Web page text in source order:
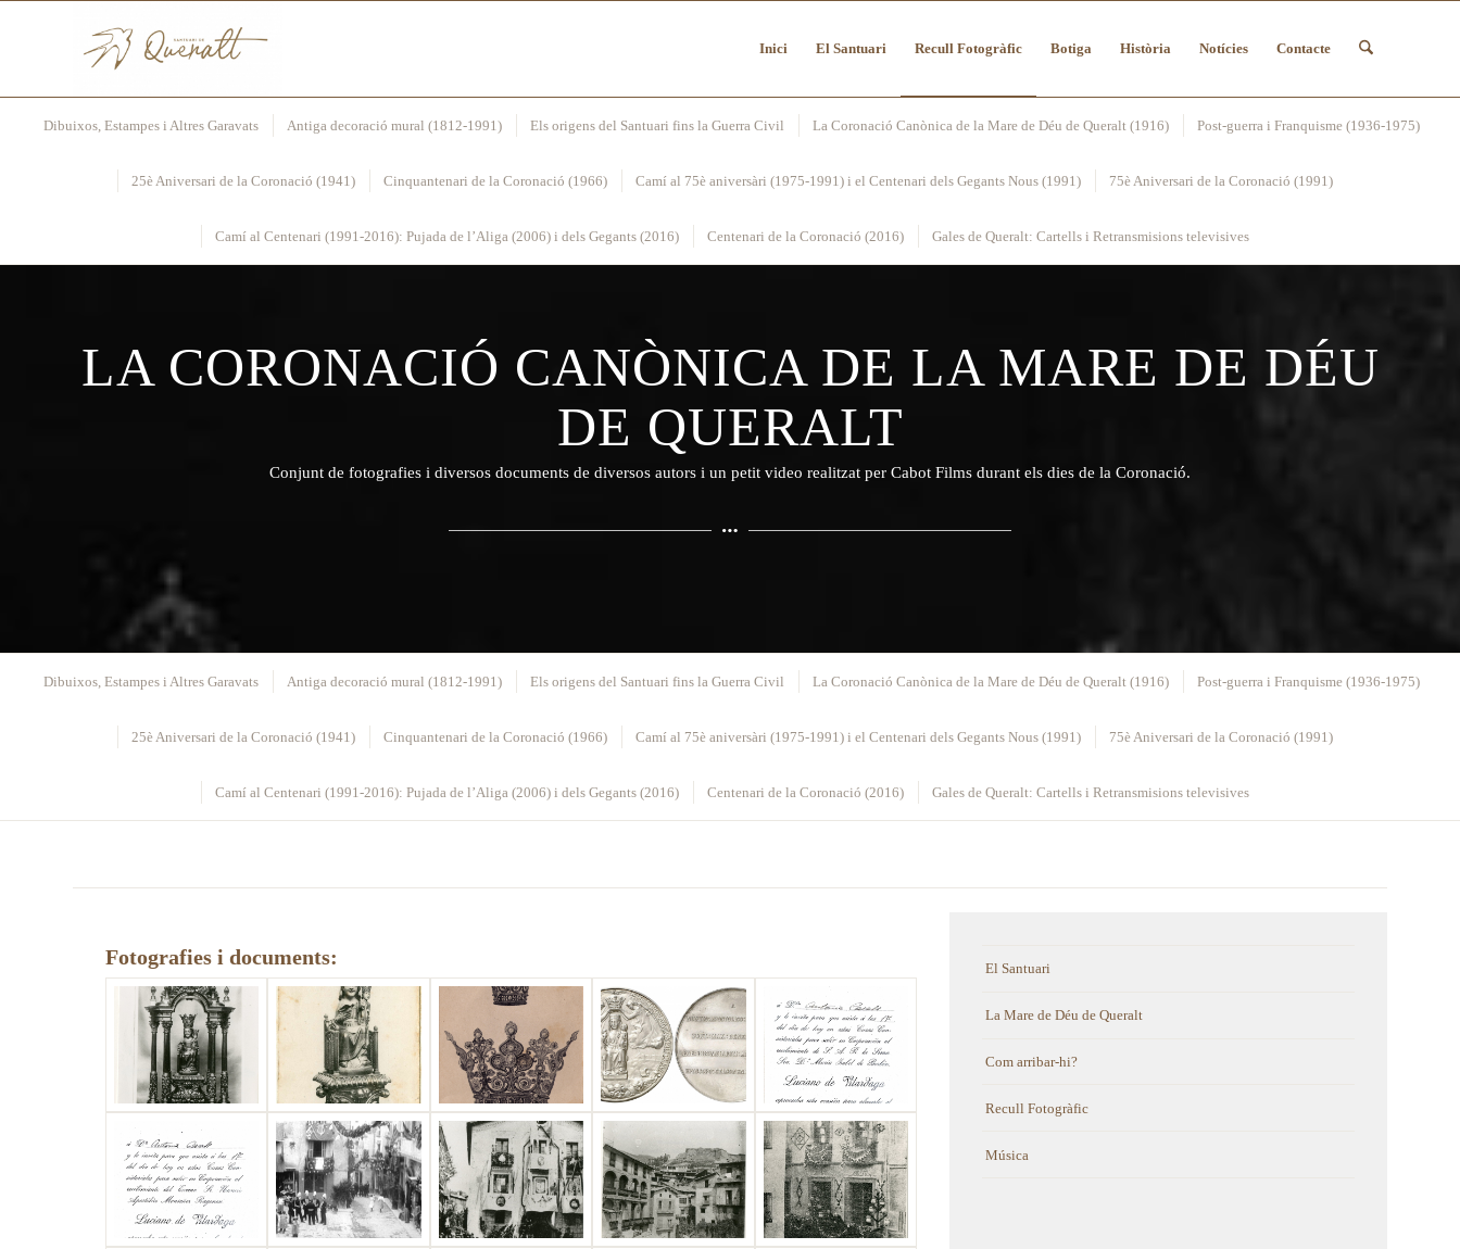
Inici El Santuari Recull Fotogràfic Botiga Història Notícies Contacte
Dibuixos, Estampes i Altres Garavats Antiga decoració mural (1812-1991) Els origens del Santuari fins la Guerra Civil La Coronació Canònica de la Mare de Déu de Queralt (1916) Post-guerra i Franquisme (1936-1975)
25è Aniversari de la Coronació (1941) Cinquantenari de la Coronació (1966) Camí al 75è aniversàri (1975-1991) i el Centenari dels Gegants Nous (1991) 75è Aniversari de la Coronació (1991)
Camí al Centenari (1991-2016): Pujada de l’Aliga (2006) i dels Gegants (2016) Centenari de la Coronació (2016) Gales de Queralt: Cartells i Retransmisions televisives
LA CORONACIÓ CANÒNICA DE LA MARE DE DÉU
DE QUERALT
Conjunt de fotografies i diversos documents de diversos autors i un petit video realitzat per Cabot Films durant els dies de la Coronació.
Dibuixos, Estampes i Altres Garavats Antiga decoració mural (1812-1991) Els origens del Santuari fins la Guerra Civil La Coronació Canònica de la Mare de Déu de Queralt (1916) Post-guerra i Franquisme (1936-1975)
25è Aniversari de la Coronació (1941) Cinquantenari de la Coronació (1966) Camí al 75è aniversàri (1975-1991) i el Centenari dels Gegants Nous (1991) 75è Aniversari de la Coronació (1991)
Camí al Centenari (1991-2016): Pujada de l’Aliga (2006) i dels Gegants (2016) Centenari de la Coronació (2016) Gales de Queralt: Cartells i Retransmisions televisives
Fotografies i documents: El Santuari
La Mare de Déu de Queralt
Com arribar-hi?
Recull Fotogràfic
Música